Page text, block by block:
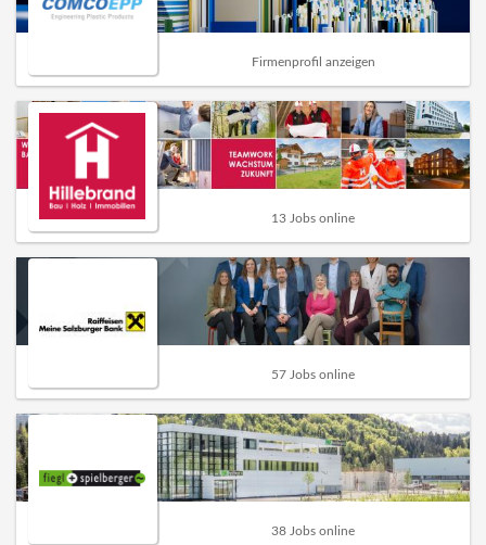
Firmenprofil anzeigen
13 Jobs online
57 Jobs online
38 Jobs online